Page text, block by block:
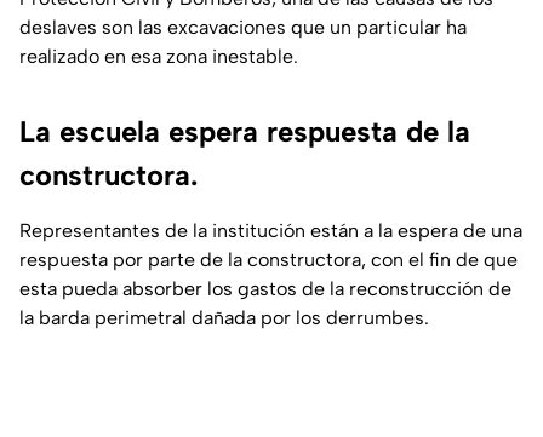
deslaves son las excavaciones que un particular ha
realizado en esa zona inestable.
La escuela espera respuesta de la
constructora.
Representantes de la institución están a la espera de una
respuesta por parte de la constructora, con el fin de que
esta pueda absorber los gastos de la reconstrucción de
la barda perimetral dañada por los derrumbes.